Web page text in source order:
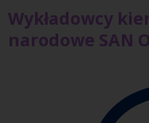
Wykładowcy
narodowe SAN